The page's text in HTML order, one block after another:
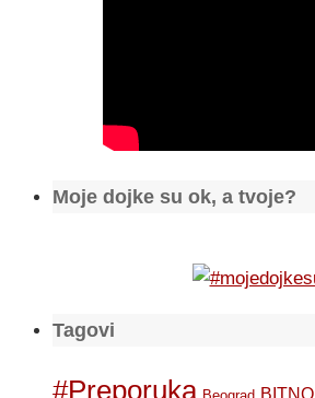
Moje dojke su ok, a tvoje?
Tagovi
#Preporuka BITNO